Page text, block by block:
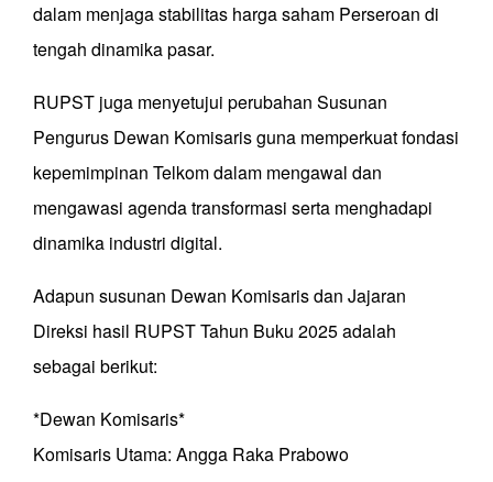
dalam menjaga stabilitas harga saham Perseroan di
tengah dinamika pasar.
RUPST juga menyetujui perubahan Susunan
Pengurus Dewan Komisaris guna memperkuat fondasi
kepemimpinan Telkom dalam mengawal dan
mengawasi agenda transformasi serta menghadapi
dinamika industri digital.
Adapun susunan Dewan Komisaris dan Jajaran
Direksi hasil RUPST Tahun Buku 2025 adalah
sebagai berikut:
*Dewan Komisaris*
Komisaris Utama: Angga Raka Prabowo